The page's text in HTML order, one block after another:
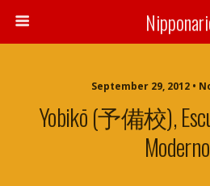
September 29, 2012 •
Yobikō (予備校),